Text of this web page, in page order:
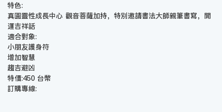
特色:
真圓靈性成長中心 觀音菩薩加持，特別邀請書法大師親筆書寫，開
運吉祥話
適合對象:
小朋友護身符
增加智慧
趨吉避凶
特價:450 台幣
訂購專線: